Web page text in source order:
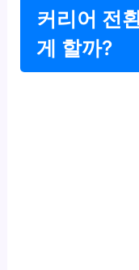
커리어 전
게 할까?